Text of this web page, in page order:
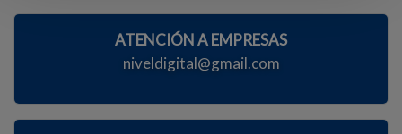
ATENCIÓN A EMPRESAS
niveldigital@gmail.com